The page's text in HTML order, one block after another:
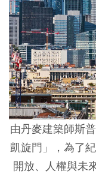
由丹麥建築師斯
凱旋門」，為了
開放、人權與未